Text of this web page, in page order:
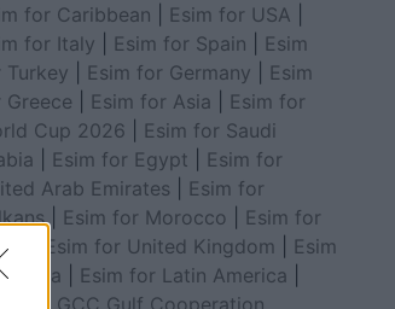
for Caribbean
Esim for USA
for Italy
Esim for Spain
Esim
Turkey
Esim for Germany
Esim
Greece
Esim for Asia
Esim for
Cup 2026
Esim for Saudi
Esim for Egypt
Esim for
Arab Emirates
Esim for
| Esim for Morocco
Esim for
Esim for United Kingdom
Esim
Africa
Esim for Latin America
for GCC Gulf Cooperation